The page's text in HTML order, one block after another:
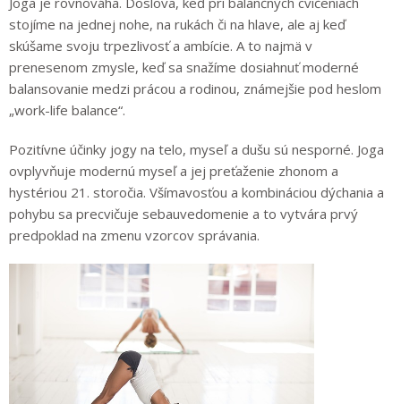
stojíme na jednej nohe, na rukách či na hlave, ale aj keď
skúšame svoju trpezlivosť a ambície. A to najmä v
prenesenom zmysle, keď sa snažíme dosiahnuť moderné
balansovanie medzi prácou a rodinou, známejšie pod heslom
„work-life balance“.
Pozitívne účinky jogy na telo, myseľ a dušu sú nesporné. Joga
ovplyvňuje modernú myseľ a jej preťaženie zhonom a
hystériou 21. storočia. Všímavosťou a kombináciou dýchania a
pohybu sa precvičuje sebauvedomenie a to vytvára prvý
predpoklad na zmenu vzorcov správania.